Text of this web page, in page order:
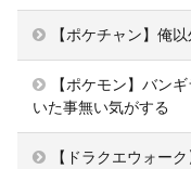
【ポケチャン】俺
【ポケモン】バン
いた事無い気がする
【ドラクエウォー